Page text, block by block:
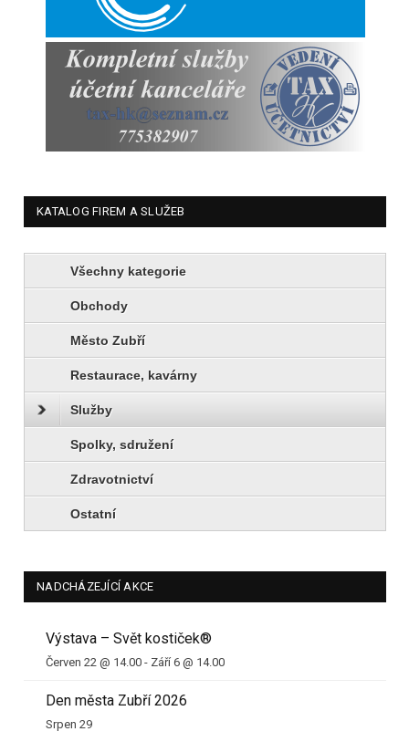
KATALOG FIREM A SLUŽEB
Všechny kategorie
Obchody
Město Zubří
Restaurace, kavárny
Služby
Spolky, sdružení
Zdravotnictví
Ostatní
NADCHÁZEJÍCÍ AKCE
Výstava – Svět kostiček®
Červen 22 @ 14.00 - Září 6 @ 14.00
Den města Zubří 2026
Srpen 29